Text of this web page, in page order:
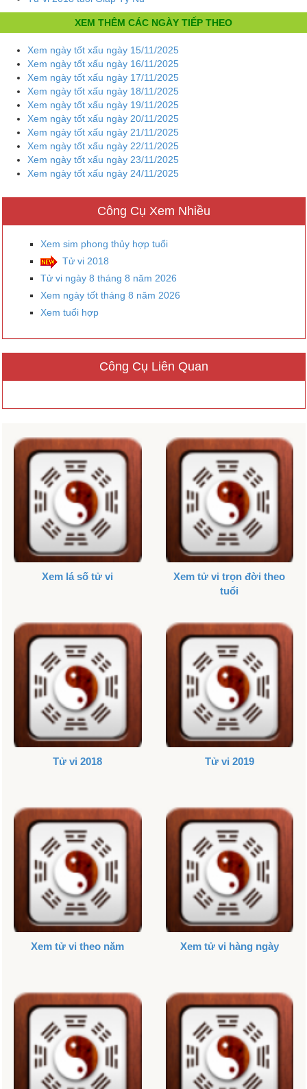
XEM THÊM CÁC NGÀY TIẾP THEO
Xem ngày tốt xấu ngày 15/11/2025
Xem ngày tốt xấu ngày 16/11/2025
Xem ngày tốt xấu ngày 17/11/2025
Xem ngày tốt xấu ngày 18/11/2025
Xem ngày tốt xấu ngày 19/11/2025
Xem ngày tốt xấu ngày 20/11/2025
Xem ngày tốt xấu ngày 21/11/2025
Xem ngày tốt xấu ngày 22/11/2025
Xem ngày tốt xấu ngày 23/11/2025
Xem ngày tốt xấu ngày 24/11/2025
Công Cụ Xem Nhiều
Xem sim phong thủy hợp tuổi
Tử vi 2018
Tử vi ngày 8 tháng 8 năm 2026
Xem ngày tốt tháng 8 năm 2026
Xem tuổi hợp
Công Cụ Liên Quan
Xem lá số tử vi
Xem tử vi trọn đời theo
tuổi
Tử vi 2018 Tử vi 2019
Xem tử vi theo năm Xem tử vi hàng ngày